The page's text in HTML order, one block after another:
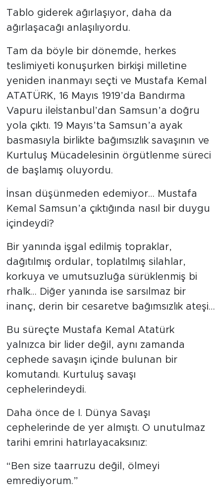
Tablo giderek ağırlaşıyor, daha da
ağırlaşacağı anlaşılıyordu.
Tam da böyle bir dönemde, herkes
teslimiyeti konuşurken birkişi milletine
yeniden inanmayı seçti ve Mustafa Kemal
ATATÜRK, 16 Mayıs 1919’da Bandırma
Vapuru ileİstanbul’dan Samsun’a doğru
yola çıktı. 19 Mayıs’ta Samsun’a ayak
basmasıyla birlikte bağımsızlık savaşının ve
Kurtuluş Mücadelesinin örgütlenme süreci
de başlamış oluyordu.
İnsan düşünmeden edemiyor… Mustafa
Kemal Samsun’a çıktığında nasıl bir duygu
içindeydi?
Bir yanında işgal edilmiş topraklar,
dağıtılmış ordular, toplatılmış silahlar,
korkuya ve umutsuzluğa sürüklenmiş bi
rhalk… Diğer yanında ise sarsılmaz bir
inanç, derin bir cesaretve bağımsızlık ateşi…
Bu süreçte Mustafa Kemal Atatürk
yalnızca bir lider değil, aynı zamanda
cephede savaşın içinde bulunan bir
komutandı. Kurtuluş savaşı
cephelerindeydi.
Daha önce de I. Dünya Savaşı
cephelerinde de yer almıştı. O unutulmaz
tarihi emrini hatırlayacaksınız:
“Ben size taarruzu değil, ölmeyi
emrediyorum.”